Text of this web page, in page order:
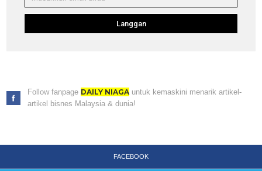
Langgan
Follow fanpage DAILY NIAGAuntuk kemaskini menarik artikel-
artikel bisnes Malaysia & dunia!
FACEBOOK